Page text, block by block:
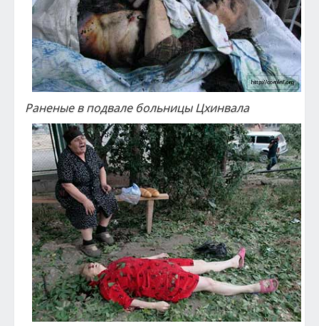
Раненые в подвале больницы Цхинвала